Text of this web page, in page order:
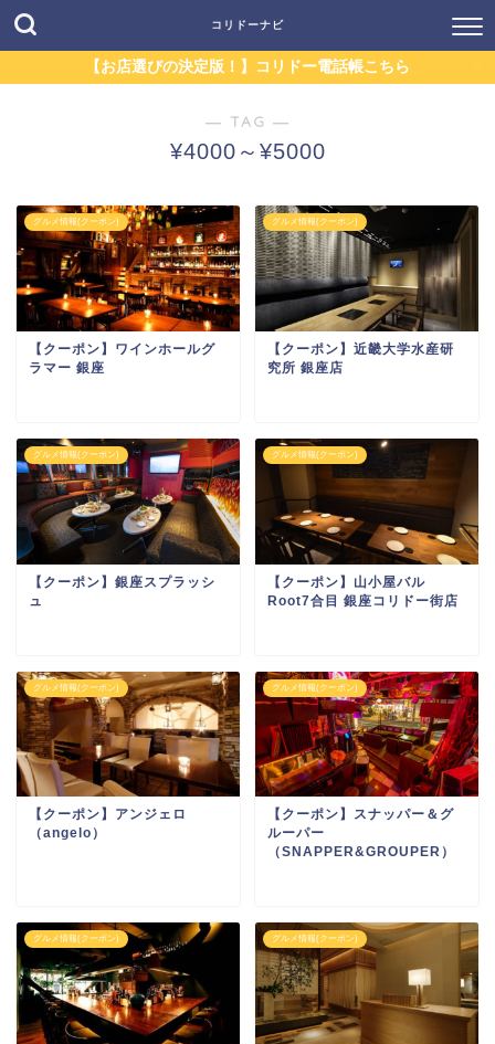
コリドーナビ
【お店選びの決定版！】コリドー電話帳こちら
― TAG ―
¥4000～¥5000
グルメ情報(クーポン)
【クーポン】ワインホールグ
ラマー 銀座
グルメ情報(クーポン)
【クーポン】近畿大学水産研
究所 銀座店
グルメ情報(クーポン)
【クーポン】銀座スプラッシ
ュ
グルメ情報(クーポン)
【クーポン】山小屋バル
Root7合目 銀座コリドー街店
グルメ情報(クーポン)
【クーポン】アンジェロ
（angelo）
グルメ情報(クーポン)
【クーポン】スナッパー＆グ
ルーパー
（SNAPPER&GROUPER）
グルメ情報(クーポン) グルメ情報(クーポン)